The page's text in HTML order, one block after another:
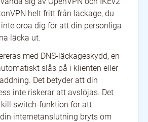
helt fritt från läckage, du
oroa dig för att din personliga
läcka ut.
med DNS-läckageskydd, en
slås på i klienten eller
Det betyder att din
inte riskerar att avslöjas. Det
switch-funktion för att
internetanslutning bryts om